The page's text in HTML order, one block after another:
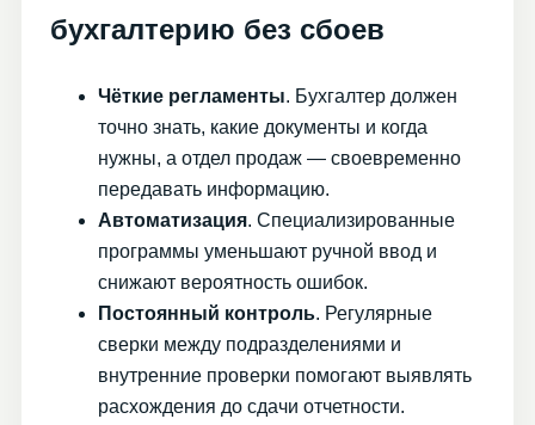
бухгалтерию без сбоев
Чёткие регламенты. Бухгалтер должен
точно знать, какие документы и когда
нужны, а отдел продаж — своевременно
передавать информацию.
Автоматизация. Специализированные
программы уменьшают ручной ввод и
снижают вероятность ошибок.
Постоянный контроль. Регулярные
сверки между подразделениями и
внутренние проверки помогают выявлять
расхождения до сдачи отчетности.